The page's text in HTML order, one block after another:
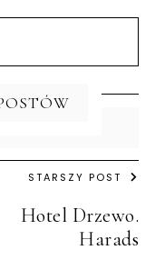
STARSZY POST
Hotel Drzewo.
Harads